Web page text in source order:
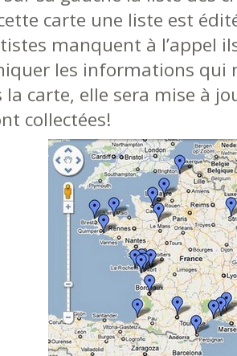
carte une liste est
manquent à l’appel
les informations qui
la carte, elle sera mise à
collectées!